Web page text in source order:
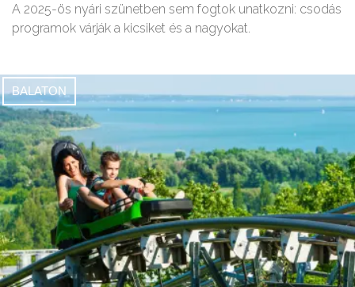
A 2025-ös nyári szünetben sem fogtok unatkozni: csodás
programok várják a kicsiket és a nagyokat.
BALATON